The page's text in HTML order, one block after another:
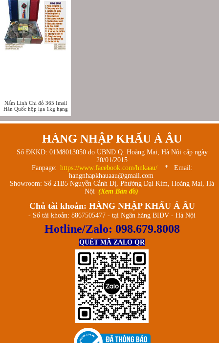
Nấm Linh Chi đỏ 365 Imsil
Hàn Quốc hộp lụa 1kg hạng
VVIP
HÀNG NHẬP KHẨU Á ÂU
Số ĐKKD: 01M8013050 do UBND Q. Hoàng Mai, Hà Nội cấp ngày
20/01/2015
Fanpage: https://www.facebook.com/hnkaau/
* Email:
hangnhapkhauaau@gmail.com
Showroom: Số 21B5 Nguyễn Cảnh Dị, Phường Đại Kim, Hoàng Mai, Hà
Nội (Xem Bản đồ)
Chủ tài khoản: HÀNG NHẬP KHẨU Á ÂU
- Số tài khoản: 8867505477 - tại Ngân hàng BIDV - Hà Nội
Hotline/Zalo: 098.679.8008
QUÉT MÃ ZALO QR